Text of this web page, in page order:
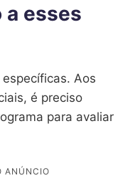
a esses
Aos
é preciso
para avaliar